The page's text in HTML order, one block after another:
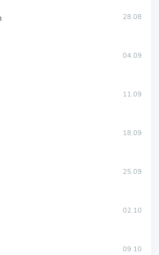
28.08
04.09
11.09
18.09
25.09
02.10
09.10